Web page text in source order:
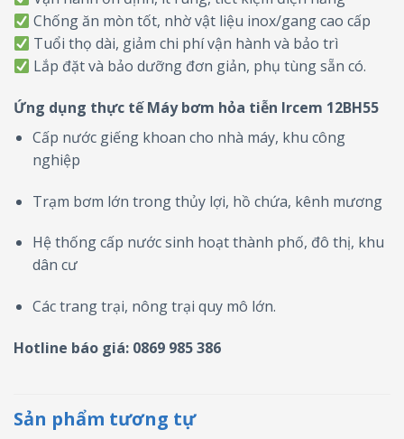
Chống ăn mòn tốt, nhờ vật liệu inox/gang cao cấp
Tuổi thọ dài, giảm chi phí vận hành và bảo trì
Lắp đặt và bảo dưỡng đơn giản, phụ tùng sẵn có.
Ứng dụng thực tế Máy bơm hỏa tiễn Ircem 12BH55
Cấp nước giếng khoan cho nhà máy, khu công
nghiệp
Trạm bơm lớn trong thủy lợi, hồ chứa, kênh mương
Hệ thống cấp nước sinh hoạt thành phố, đô thị, khu
dân cư
Các trang trại, nông trại quy mô lớn.
Hotline báo giá: 0869 985 386
Sản phẩm tương tự